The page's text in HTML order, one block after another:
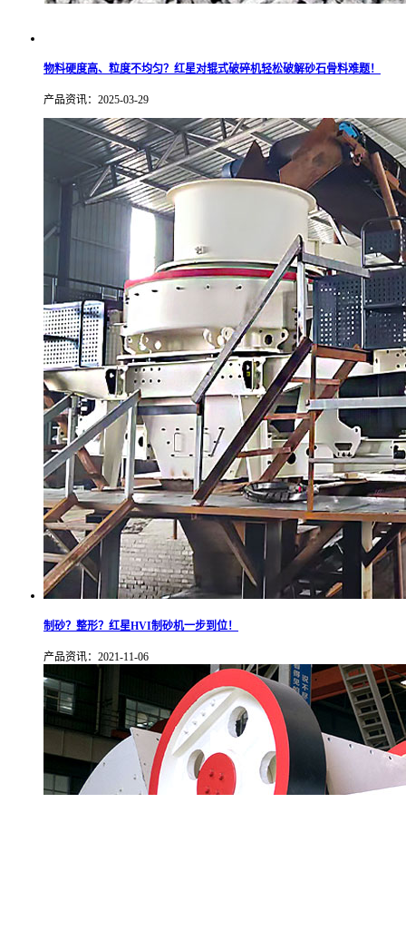
物料硬度高、粒度不均匀？红星对辊式破碎机轻松破解砂石骨料难题！
产品资讯：2025-03-29
制砂？整形？红星HVI制砂机一步到位！
产品资讯：2021-11-06